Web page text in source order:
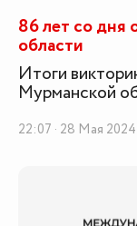
86 лет со дня
области
Итоги
Мурманской
22:07 · 28 Мая 2024